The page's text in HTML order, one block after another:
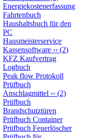
Energiekostenerfassung
Fahrtenbuch
Haushaltsbuch für den
PC
Hausmeisterservice
Kassensoftware ›› (2)
KFZ Kaufvertrag
Logbuch
Peak flow Protokoll
Prüfbuch
Anschlagmittel ›› (2)
Prüfbuch
Brandschutztüren
Prüfbuch Container
Prüfbuch Feuerlöscher